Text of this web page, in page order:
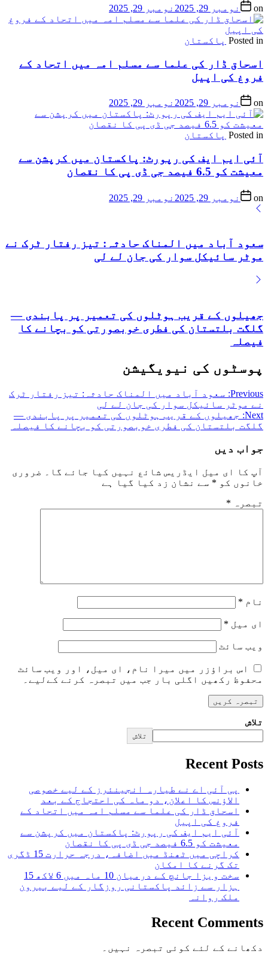
on نومبر 29, 2025 نومبر 29, 2025
Posted in پاکستان
اسحاق ڈار کی علما سے مسلم امہ میں اتحاد کے
فروغ کی اپیل
on نومبر 29, 2025 نومبر 29, 2025
Posted in پاکستان
آئی ایم ایف کی رپورٹ: پاکستان میں کرپشن سے
معیشت کو 6.5 فیصد جی ڈی پی کا نقصان
on نومبر 29, 2025 نومبر 29, 2025
سعود آباد میں المناک حادثہ: تیز رفتار ٹرک نے
موٹر سائیکل سوار کی جان لے لی
جھیلوں کے قریب ہوٹلوں کی تعمیر پر پابندی —
گلگت بلتستان کی فطری خوبصورتی کو بچانے کا
فیصلہ
پوسٹوں کی نیویگیشن
Previous: سعود آباد میں المناک حادثہ: تیز رفتار ٹرک
نے موٹر سائیکل سوار کی جان لے لی
Next: جھیلوں کے قریب ہوٹلوں کی تعمیر پر پابندی —
گلگت بلتستان کی فطری خوبصورتی کو بچانے کا فیصلہ
جواب دیں
آپ کا ای میل ایڈریس شائع نہیں کیا جائے گا۔
ضروری
خانوں کو * سے نشان زد کیا گیا ہے
تبصرہ *
نام *
ای میل *
ویب‌ سائٹ
اس براؤزر میں میرا نام، ای میل، اور ویب سائٹ
محفوظ رکھیں اگلی بار جب میں تبصرہ کرنے کےلیے۔
تلاش
تلاش
Recent Posts
پی آئی اے نے طیارہ انجینئرز کے لیے خصوصی
الاؤنس کا اعلان، دو ماہ کی احتجاج کے بعد
اسحاق ڈار کی علما سے مسلم امہ میں اتحاد کے
فروغ کی اپیل
آئی ایم ایف کی رپورٹ: پاکستان میں کرپشن سے
معیشت کو 6.5 فیصد جی ڈی پی کا نقصان
کراچی میں ٹھنڈ میں اضافہ، درجہ حرارت 15 ڈگری
تک گرنے کا امکان
سخت ویزا جانچ کے درمیان 10 ماہ میں 6 لاکھ 15
ہزار سے زائد پاکستانی روزگار کے لیے بیرون
ملک روانہ
Recent Comments
دکھانے کے لئے کوئی تبصرہ نہیں۔